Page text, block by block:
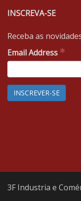
INSCREVA-SE
Receba as
Email Address
3F Industria e